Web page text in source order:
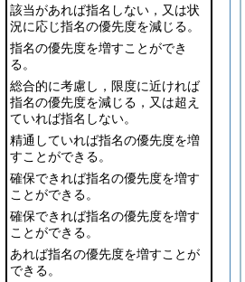
該当があれば指名しない，又は状
況に応じ指名の優先度を減じる。
指名の優先度を増すことができ
る。
総合的に考慮し，限度に近ければ
指名の優先度を減じる，又は超え
ていれば指名しない。
精通していれば指名の優先度を増
すことができる。
確保できれば指名の優先度を増す
ことができる。
確保できれば指名の優先度を増す
ことができる。
あれば指名の優先度を増すことが
できる。